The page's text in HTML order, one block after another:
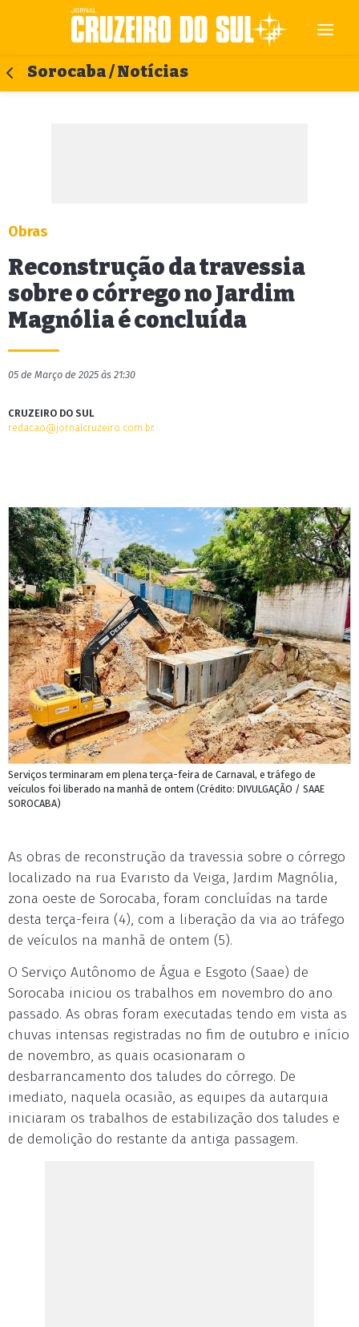
Sorocaba / Notícias
Obras
Reconstrução da travessia
sobre o córrego no Jardim
Magnólia é concluída
05 de Março de 2025 às 21:30
CRUZEIRO DO SUL
redacao@jornalcruzeiro.com.br
Serviços terminaram em plena terça-feira de Carnaval, e tráfego de
veículos foi liberado na manhã de ontem (Crédito: DIVULGAÇÃO / SAAE
SOROCABA)
As obras de reconstrução da travessia sobre o córrego
localizado na rua Evaristo da Veiga, Jardim Magnólia,
zona oeste de Sorocaba, foram concluídas na tarde
desta terça-feira (4), com a liberação da via ao tráfego
de veículos na manhã de ontem (5).
O Serviço Autônomo de Água e Esgoto (Saae) de
Sorocaba iniciou os trabalhos em novembro do ano
passado. As obras foram executadas tendo em vista as
chuvas intensas registradas no fim de outubro e início
de novembro, as quais ocasionaram o
desbarrancamento dos taludes do córrego. De
imediato, naquela ocasião, as equipes da autarquia
iniciaram os trabalhos de estabilização dos taludes e
de demolição do restante da antiga passagem.